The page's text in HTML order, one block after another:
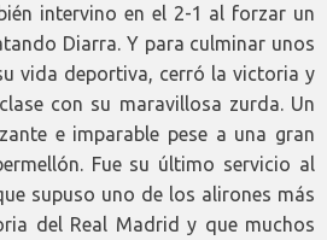
intervino en el 2-1 al forzar un
Diarra. Y para culminar unos
vida deportiva, cerró la victoria y
con su maravillosa zurda. Un
e imparable pese a una gran
Fue su último servicio al
supuso uno de los alirones más
del Real Madrid y que muchos